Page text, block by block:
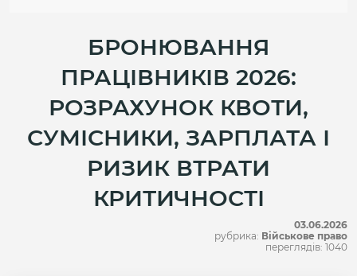
БРОНЮВАННЯ
ПРАЦІВНИКІВ 2026:
РОЗРАХУНОК КВОТИ,
СУМІСНИКИ, ЗАРПЛАТА І
РИЗИК ВТРАТИ
КРИТИЧНОСТІ
03.06.2026
рубрика: Військове право
переглядів: 1040